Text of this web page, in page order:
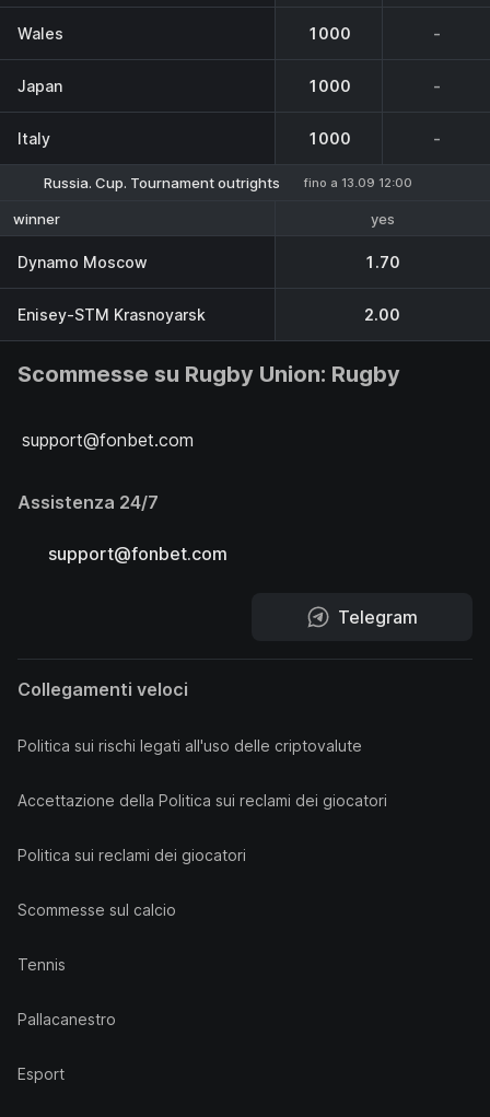
Wales 1000 -
Japan 1000 -
Italy 1000 -
Russia. Cup. Tournament outrights fino a 13.09 12:00
winner yes
Dynamo Moscow 1.70
Enisey-STM Krasnoyarsk 2.00
Scommesse su Rugby Union: Rugby
support@fonbet.com
Assistenza 24/7
support@fonbet.com
Telegram
Collegamenti veloci
Politica sui rischi legati all'uso delle criptovalute
Accettazione della Politica sui reclami dei giocatori
Politica sui reclami dei giocatori
Scommesse sul calcio
Tennis
Pallacanestro
Esport